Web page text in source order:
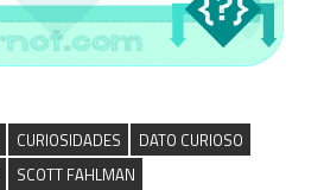
CURIOSIDADES
DATO CURIOSO
SCOTT FAHLMAN